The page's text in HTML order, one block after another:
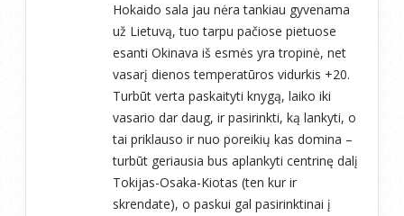
Hokaido sala jau nėra tankiau gyvenama
už Lietuvą, tuo tarpu pačiose pietuose
esanti Okinava iš esmės yra tropinė, net
vasarį dienos temperatūros vidurkis +20.
Turbūt verta paskaityti knygą, laiko iki
vasario dar daug, ir pasirinkti, ką lankyti, o
tai priklauso ir nuo poreikių kas domina –
turbūt geriausia bus aplankyti centrinę dalį
Tokijas-Osaka-Kiotas (ten kur ir
skrendate), o paskui gal pasirinktinai į